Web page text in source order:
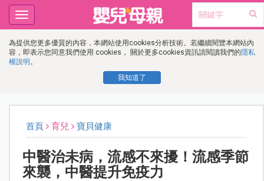
為提供您更多優質的內容，本網站使用cookies分析技術。若繼續閱覽本網站內
容，即表示您同意我們使用 cookies， 關於更多cookies資訊請閱讀我們的隱私
權說明 。
我知道了
Toggle
navigation
首頁 育兒 寶貝健康
中醫治未病，流感不來擾！流感季節
來襲，中醫提升免疫力